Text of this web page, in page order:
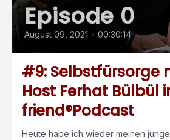
Episode 0
August 09, 2021 • 00:30:14
#9: Selbstfürsorge
Host Ferhat Bülbül
friend®Podcast
Heute habe ich wieder meinen